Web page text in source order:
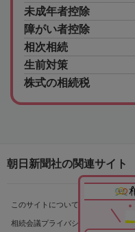
未成年者控除
障がい者控除
相次相続
生前対策
株式の相続税
朝日新聞社の関連サイト
このサイトについて サイトポリシ
相続会議プライバシーポリシー 利